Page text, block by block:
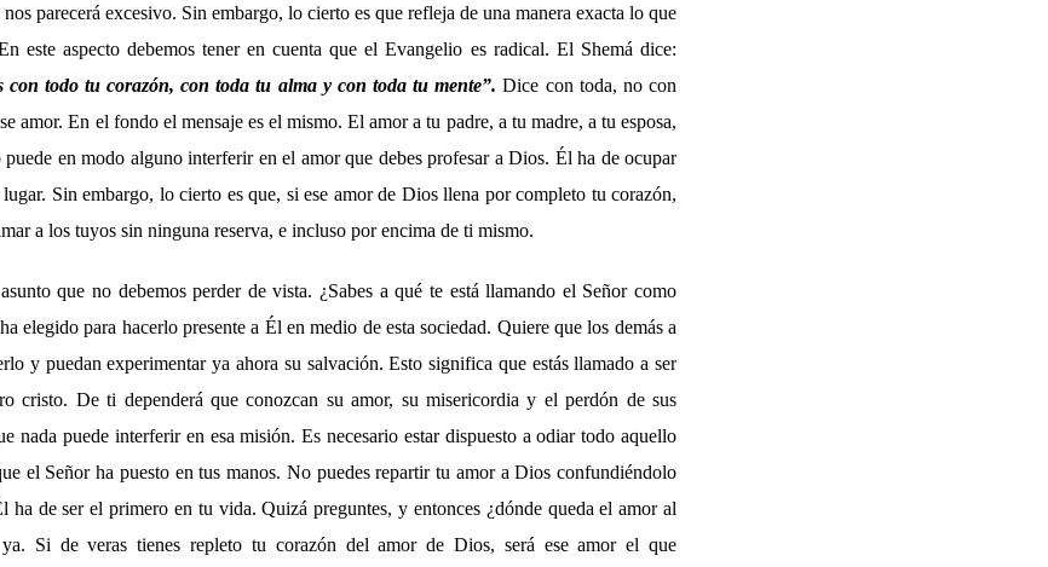
nos parecerá excesivo. Sin embargo, lo cierto es que refleja de una manera exacta lo que
este aspecto debemos tener en cuenta que el Evangelio es radical. El Shemá dice:
todo tu corazón, con toda tu alma y con toda tu mente”. Dice con toda, no con
amor. En el fondo el mensaje es el mismo. El amor a tu padre, a tu madre, a tu esposa,
en modo alguno interferir en el amor que debes profesar a Dios. Él ha de ocupar
Sin embargo, lo cierto es que, si ese amor de Dios llena por completo tu corazón,
a los tuyos sin ninguna reserva, e incluso por encima de ti mismo.
que no debemos perder de vista. ¿Sabes a qué te está llamando el Señor como
elegido para hacerlo presente a Él en medio de esta sociedad. Quiere que los demás a
y puedan experimentar ya ahora su salvación. Esto significa que estás llamado a ser
cristo. De ti dependerá que conozcan su amor, su misericordia y el perdón de sus
nada puede interferir en esa misión. Es necesario estar dispuesto a odiar todo aquello
el Señor ha puesto en tus manos. No puedes repartir tu amor a Dios confundiéndolo
ha de ser el primero en tu vida. Quizá preguntes, y entonces ¿dónde queda el amor al
Si de veras tienes repleto tu corazón del amor de Dios, será ese amor el que